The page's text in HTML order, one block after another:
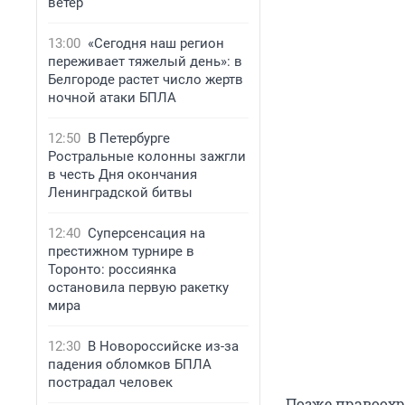
13:00 «Сегодня наш регион
переживает тяжелый день»: в
Белгороде растет число жертв
ночной атаки БПЛА
12:50 В Петербурге
Ростральные колонны зажгли
в честь Дня окончания
Ленинградской битвы
12:40 Суперсенсация на
престижном турнире в
Торонто: россиянка
остановила первую ракетку
мира
12:30 В Новороссийске из-за
падения обломков БПЛА
пострадал человек